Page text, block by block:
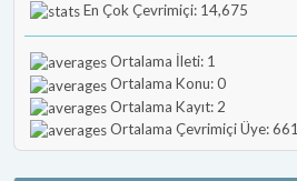
En Çok Çevrimiçi: 14,675
Ortalama İleti: 1
Ortalama Konu: 0
Ortalama Kayıt: 2
Ortalama Çevrimiçi Üye: 661